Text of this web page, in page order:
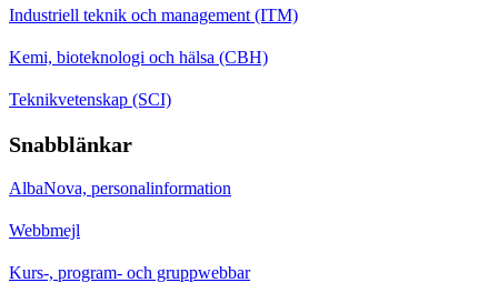
Industriell teknik och management (ITM)
Kemi, bioteknologi och hälsa (CBH)
Teknikvetenskap (SCI)
Snabblänkar
AlbaNova, personalinformation
Webbmejl
Kurs-, program- och gruppwebbar